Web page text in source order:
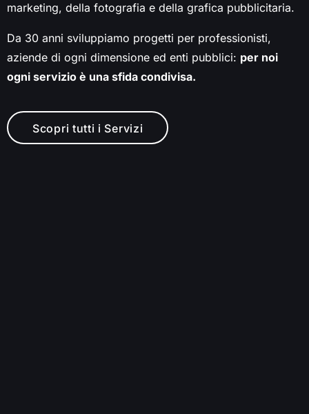
marketing, della fotografia e della grafica pubblicitaria.
Da 30 anni sviluppiamo progetti per professionisti,
aziende di ogni dimensione ed enti pubblici: per noi
ogni servizio è una sfida condivisa.
Scopri tutti i Servizi